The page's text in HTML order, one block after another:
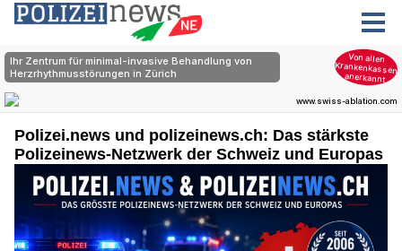
Polizei.news und polizeinews.ch: Das stärkste
Polizeinews-Netzwerk der Schweiz und Europas